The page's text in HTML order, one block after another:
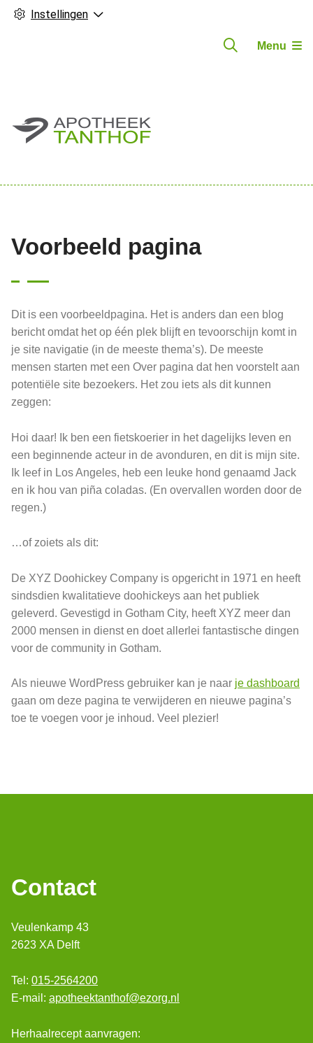
Instellingen
Menu
Voorbeeld pagina
Dit is een voorbeeldpagina. Het is anders dan een blog
bericht omdat het op één plek blijft en tevoorschijn komt in
je site navigatie (in de meeste thema’s). De meeste
mensen starten met een Over pagina dat hen voorstelt aan
potentiële site bezoekers. Het zou iets als dit kunnen
zeggen:
Hoi daar! Ik ben een fietskoerier in het dagelijks leven en
een beginnende acteur in de avonduren, en dit is mijn site.
Ik leef in Los Angeles, heb een leuke hond genaamd Jack
en ik hou van piña coladas. (En overvallen worden door de
regen.)
…of zoiets als dit:
De XYZ Doohickey Company is opgericht in 1971 en heeft
sindsdien kwalitatieve doohickeys aan het publiek
geleverd. Gevestigd in Gotham City, heeft XYZ meer dan
2000 mensen in dienst en doet allerlei fantastische dingen
voor de community in Gotham.
Als nieuwe WordPress gebruiker kan je naar je dashboard
gaan om deze pagina te verwijderen en nieuwe pagina’s
toe te voegen voor je inhoud. Veel plezier!
Contact
Veulenkamp 43
2623 XA Delft
Tel: 015-2564200
E-mail: apotheektanthof@ezorg.nl
Herhaalrecept aanvragen: